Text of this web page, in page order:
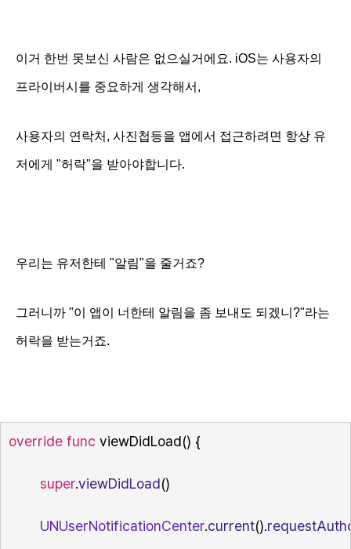
이거 한번 못보신 사람은 없으실거에요. iOS는 사용자의
프라이버시를 중요하게 생각해서,
사용자의 연락처, 사진첩등을 앱에서 접근하려면 항상 유
저에게 "허락"을 받아야합니다.
우리는 유저한테 "알림"을 줄거죠?
그러니까 "이 앱이 너한테 알림을 좀 보내도 되겠니?"라는
허락을 받는거죠.
override func viewDidLoad() {
super.viewDidLoad()
UNUserNotificationCenter.current().